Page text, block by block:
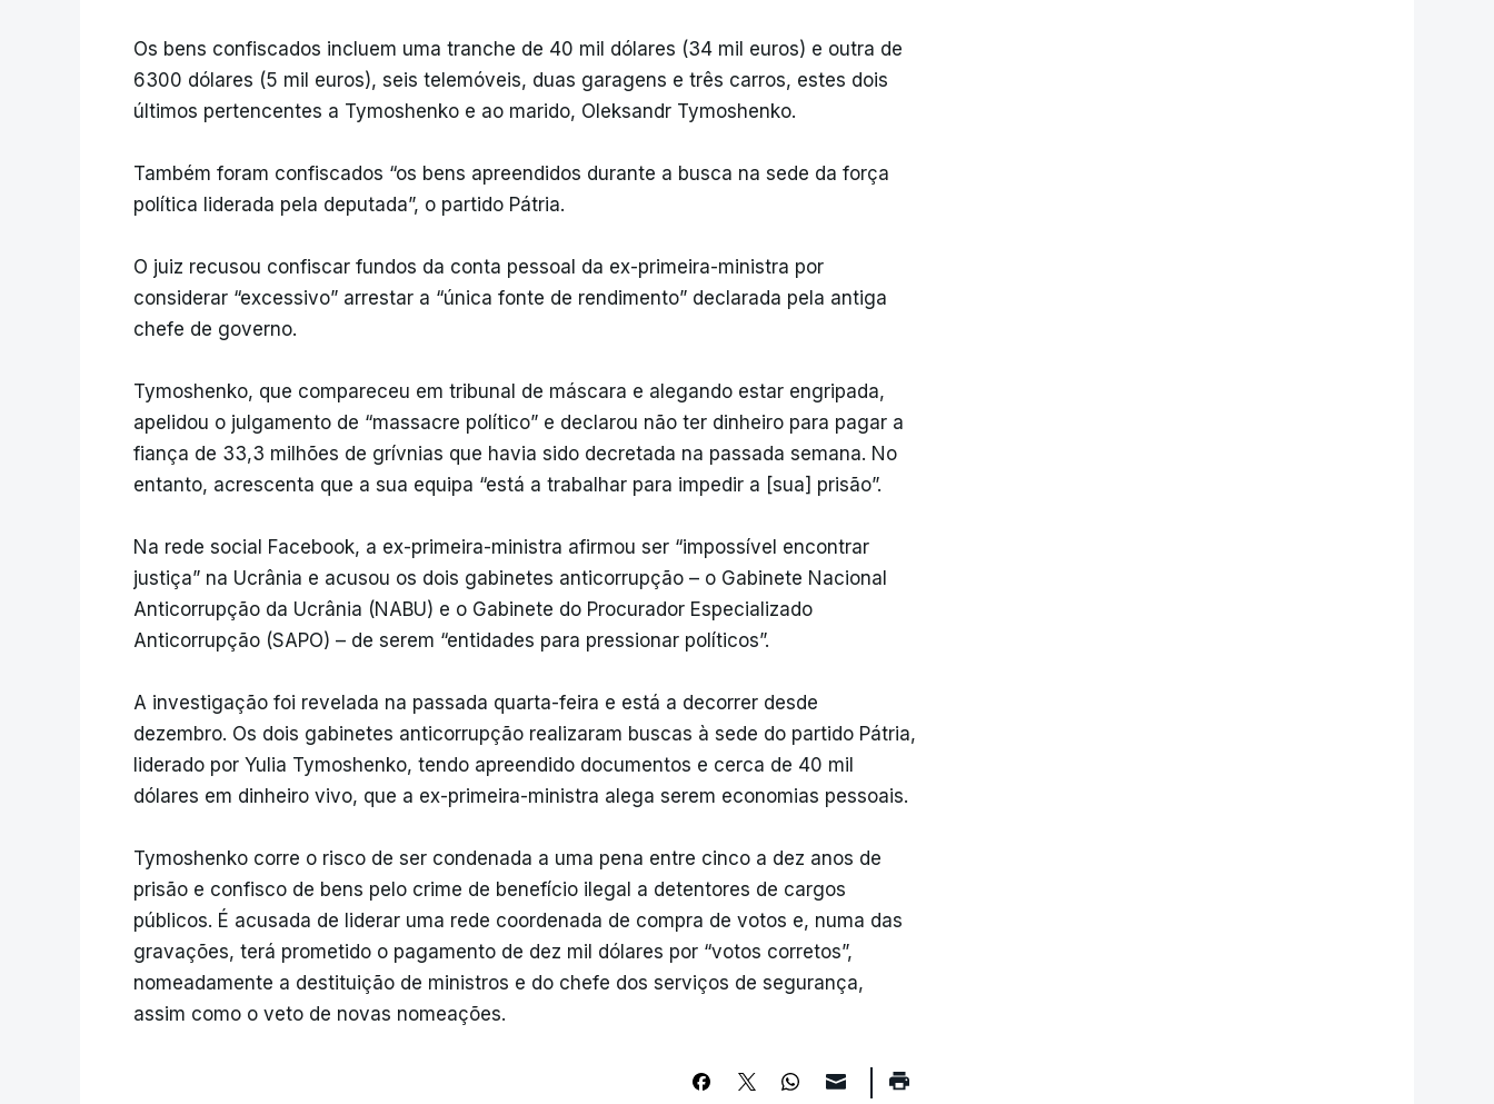
Os bens confiscados incluem uma tranche de 40 mil dólares (34 mil euros) e outra de
6300 dólares (5 mil euros), seis telemóveis, duas garagens e três carros, estes dois
últimos pertencentes a Tymoshenko e ao marido, Oleksandr Tymoshenko.
Também foram confiscados “os bens apreendidos durante a busca na sede da força
política liderada pela deputada”, o partido Pátria.
O juiz recusou confiscar fundos da conta pessoal da ex-primeira-ministra por
considerar “excessivo” arrestar a “única fonte de rendimento” declarada pela antiga
chefe de governo.
Tymoshenko, que compareceu em tribunal de máscara e alegando estar engripada,
apelidou o julgamento de “massacre político” e declarou não ter dinheiro para pagar a
fiança de 33,3 milhões de grívnias que havia sido decretada na passada semana. No
entanto, acrescenta que a sua equipa “está a trabalhar para impedir a [sua] prisão”.
Na rede social Facebook, a ex-primeira-ministra afirmou ser “impossível encontrar
justiça” na Ucrânia e acusou os dois gabinetes anticorrupção – o Gabinete Nacional
Anticorrupção da Ucrânia (NABU) e o Gabinete do Procurador Especializado
Anticorrupção (SAPO) – de serem “entidades para pressionar políticos”.
A investigação foi revelada na passada quarta-feira e está a decorrer desde
dezembro. Os dois gabinetes anticorrupção realizaram buscas à sede do partido Pátria,
liderado por Yulia Tymoshenko, tendo apreendido documentos e cerca de 40 mil
dólares em dinheiro vivo, que a ex-primeira-ministra alega serem economias pessoais.
Tymoshenko corre o risco de ser condenada a uma pena entre cinco a dez anos de
prisão e confisco de bens pelo crime de benefício ilegal a detentores de cargos
públicos. É acusada de liderar uma rede coordenada de compra de votos e, numa das
gravações, terá prometido o pagamento de dez mil dólares por “votos corretos”,
nomeadamente a destituição de ministros e do chefe dos serviços de segurança,
assim como o veto de novas nomeações.